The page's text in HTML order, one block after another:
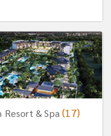
Resort & Spa(17)